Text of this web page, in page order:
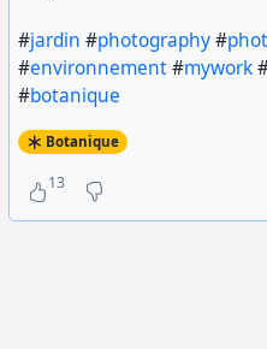
#jardin #photography#
#environnement#mywork
#botanique
Botanique
13